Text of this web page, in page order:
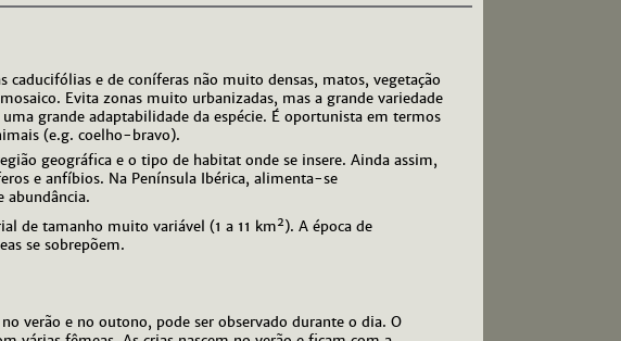
e de coníferas não muito densas, matos, vegetação
Evita zonas muito urbanizadas, mas a grande variedade
grande adaptabilidade da espécie. É oportunista em termos
(e.g. coelho-bravo).
geográfica e o tipo de habitat onde se insere. Ainda assim,
e anfíbios. Na Península Ibérica, alimenta-se
abundância.
de tamanho muito variável (1 a 11 km2). A época de
se sobrepõem.
verão e no outono, pode ser observado durante o dia. O